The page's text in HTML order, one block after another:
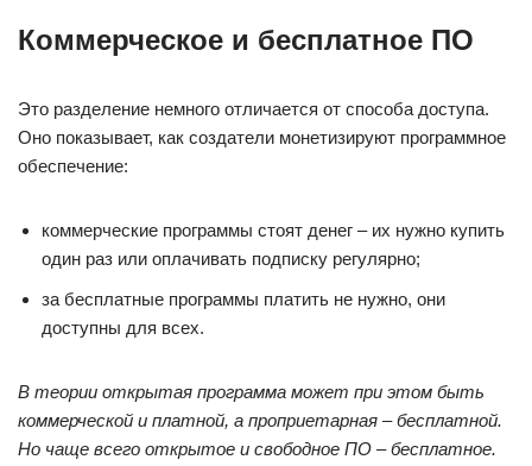
Коммерческое и бесплатное ПО
Это разделение немного отличается от способа доступа.
Оно показывает, как создатели монетизируют программное
обеспечение:
коммерческие программы стоят денег – их нужно купить
один раз или оплачивать подписку регулярно;
за бесплатные программы платить не нужно, они
доступны для всех.
В теории открытая программа может при этом быть
коммерческой и платной, а проприетарная – бесплатной.
Но чаще всего открытое и свободное ПО – бесплатное.